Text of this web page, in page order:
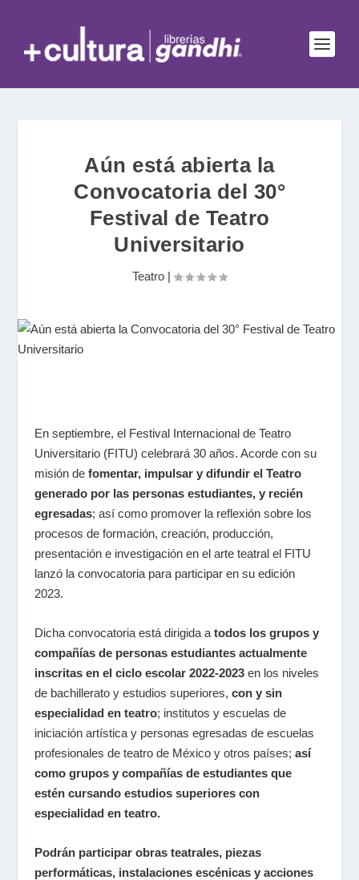
Aún está abierta la
Convocatoria del 30°
Festival de Teatro
Universitario
Teatro |
En septiembre, el Festival Internacional de Teatro
Universitario (FITU) celebrará 30 años. Acorde con su
misión defomentar, impulsar y difundir el Teatro
generado por las personas estudiantes, y recién
egresadas; así como promover la reflexión sobre los
procesos de formación, creación, producción,
presentación e investigación en el arte teatral el FITU
lanzó la convocatoria para participar en su edición
2023.
Dicha convocatoria está dirigida atodos los grupos y
compañías de personas estudiantes actualmente
inscritas en el ciclo escolar 2022-2023en los niveles
de bachillerato y estudios superiores, con y sin
especialidad en teatro; institutos y escuelas de
iniciación artística y personas egresadas de escuelas
profesionales de teatro de México y otros países; así
como grupos y compañías de estudiantes que
estén cursando estudios superiores con
especialidad en teatro.
Podrán participar obras teatrales, piezas
performáticas, instalaciones escénicas y acciones